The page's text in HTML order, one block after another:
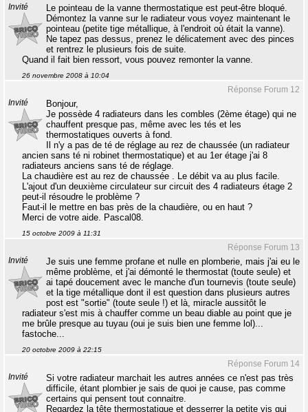
Invité
Le pointeau de la vanne thermostatique est peut-être bloqué.
Démontez la vanne sur le radiateur vous voyez maintenant le
pointeau (petite tige métallique, à l'endroit où était la vanne).
Ne tapez pas dessus, prenez le délicatement avec des pinces
et rentrez le plusieurs fois de suite.
Quand il fait bien ressort, vous pouvez remonter la vanne.
26 novembre 2008 à 10:04
Réponse Forum 12
Invité
Bonjour,
Je possède 4 radiateurs dans les combles (2ème étage) qui ne
chauffent presque pas, même avec les tés et les
thermostatiques ouverts à fond.
Il n'y a pas de té de réglage au rez de chaussée (un radiateur
ancien sans té ni robinet thermostatique) et au 1er étage j'ai 8
radiateurs anciens sans té de réglage.
La chaudière est au rez de chaussée . Le débit va au plus facile.
L'ajout d'un deuxième circulateur sur circuit des 4 radiateurs étage 2
peut-il résoudre le problème ?
Faut-il le mettre en bas près de la chaudière, ou en haut ?
Merci de votre aide. Pascal08.
15 octobre 2009 à 11:31
Réponse Forum 13
Invité
Je suis une femme profane et nulle en plomberie, mais j'ai eu le
même problème, et j'ai démonté le thermostat (toute seule) et
ai tapé doucement avec le manche d'un tournevis (toute seule)
et la tige métallique dont il est question dans plusieurs autres
post est "sortie" (toute seule !) et là, miracle aussitôt le
radiateur s'est mis à chauffer comme un beau diable au point que je
me brûle presque au tuyau (oui je suis bien une femme lol)...
fastoche...
20 octobre 2009 à 22:15
Réponse Forum 14
Invité
Si votre radiateur marchait les autres années ce n'est pas très
difficile, étant plombier je sais de quoi je cause, pas comme
certains qui pensent tout connaitre.
Regardez la tête thermostatique et desserrer la petite vis qui